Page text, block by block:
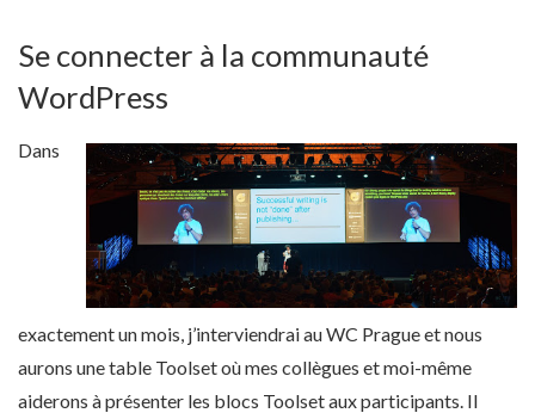
Se connecter à la communauté
WordPress
Dans
exactement un mois, j’interviendrai au WC Prague et nous
aurons une table Toolset où mes collègues et moi-même
aiderons à présenter les blocs Toolset aux participants. Il